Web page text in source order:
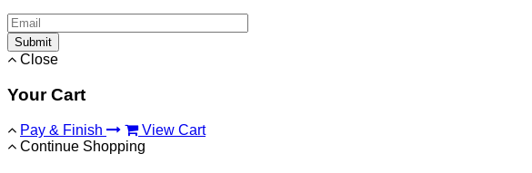
Submit
Close
Your Cart
Pay & Finish
View Cart
Continue Shopping